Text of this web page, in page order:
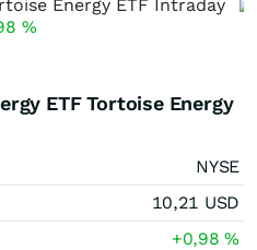
%
ETF Tortoise Energy
NYSE
10,21 USD
+0,98%